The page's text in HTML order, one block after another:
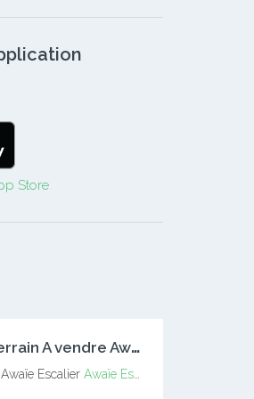
T
errain A vendre Awaïe Escalier
Awaïe EscalierAwaïe Escalier